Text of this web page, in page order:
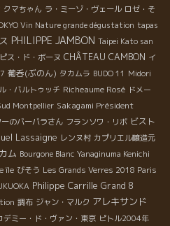
クマちゃん ラ・ミーゾ・ヴェール ロゼ・そ
Vin Nature grande dégustation tapas
PHILIPPE JAMBON Taipei Kato san
ス・ド・ボーヌ CHÂTEAU CAMBON イ
葡呑(ぶのん) タカムラ BUDO 11 Midori
・バルトゥッチ Richeaume Rosé ドメー
Montpellier Sakagami Président
のバーバラさん フランソワ・リボ ビスト
Lassaigne レンヌ村 カプリエル醸造元
ム Bourgone Blanc Yanaginuma Kenichi
île びそう Les Grands Verres 2018 Paris
Philippe Carrille Grand 8
調布 ジャン・マルク アレキサンド
デミー・ド・ヴァン・東京 ピトル2004年